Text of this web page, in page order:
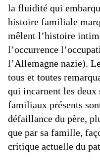
la fluidité qui
histoire familiale
mêlent l’histoire
l’occurrence
l’Allemagne nazie).
tous et toutes
qui incarnent les
familiaux présents
défaillance du père,
que par sa famille,
critique actuelle du